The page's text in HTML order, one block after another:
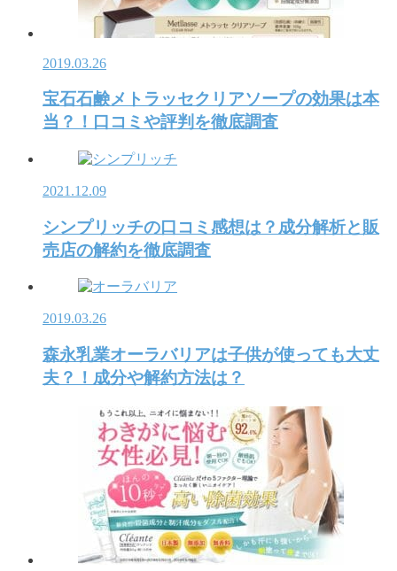
2019.03.26
宝石石鹸メトラッセクリアソープの効果は本
当？！口コミや評判を徹底調査
2021.12.09
シンプリッチの口コミ感想は？成分解析と販
売店の解約を徹底調査
2019.03.26
森永乳業オーラバリアは子供が使っても大丈
夫？！成分や解約方法は？